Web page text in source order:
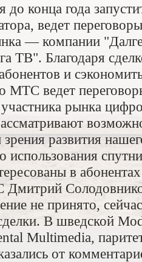
конца года
ведет
— компании
ТВ". Благодаря
и
МТС ведет
участника рынка
зрения развития
использования
в
Дмитрий
не принято,
В шведской
Multimedia,
от